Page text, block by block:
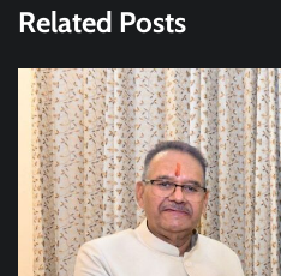
Related Posts